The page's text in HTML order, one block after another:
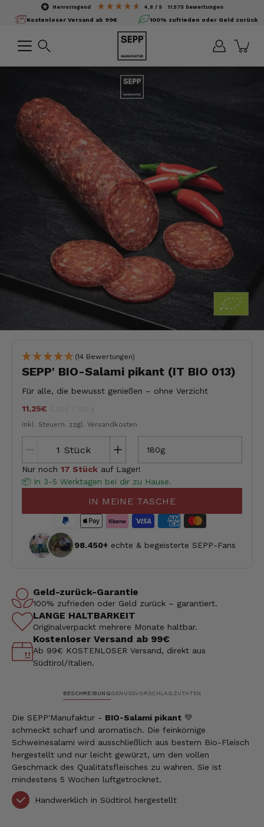
überspringen
Kostenloser Versand ab 99€
hervorragend 4,8 / 5 11.575 bewertungen
100% zufrieden oder Geld zurück
(14 Bewertungen)
SEPP' BIO-Salami pikant (IT BIO 013)
Für alle, die bewusst genießen – ohne Verzicht
11,25€
Inkl. Steuern. zzgl. Versandkosten
Stück 180g
Nur noch 17 Stück auf Lager!
📦 In 3-5 Werktagen bei dir zu Hause.
IN MEINE TASCHE
98.450+ echte & begeisterte SEPP-Fans
Geld-zurück-Garantie
100% zufrieden oder Geld zurück – garantiert.
LANGE HALTBARKEIT
Originalverpackt mehrere Monate haltbar.
Kostenloser Versand ab 99€
Ab 99€ KOSTENLOSER Versand, direkt aus
Südtirol/Italien.
BESCHREIBUNGGENUSSVORSCHLAG ZUTATEN
Die SEPP'Manufaktur - BIO-Salami pikant 💚
schmeckt scharf und aromatisch. Die feinkörnige
Schweinesalami wird ausschließlich aus bestem Bio-Fleisch
hergestellt und nur leicht gewürzt, um den vollen
Geschmack des Qualitätsfleisches zu wahren. Sie ist
mindestens 5 Wochen luftgetrocknet.
Handwerklich in Südtirol hergestellt